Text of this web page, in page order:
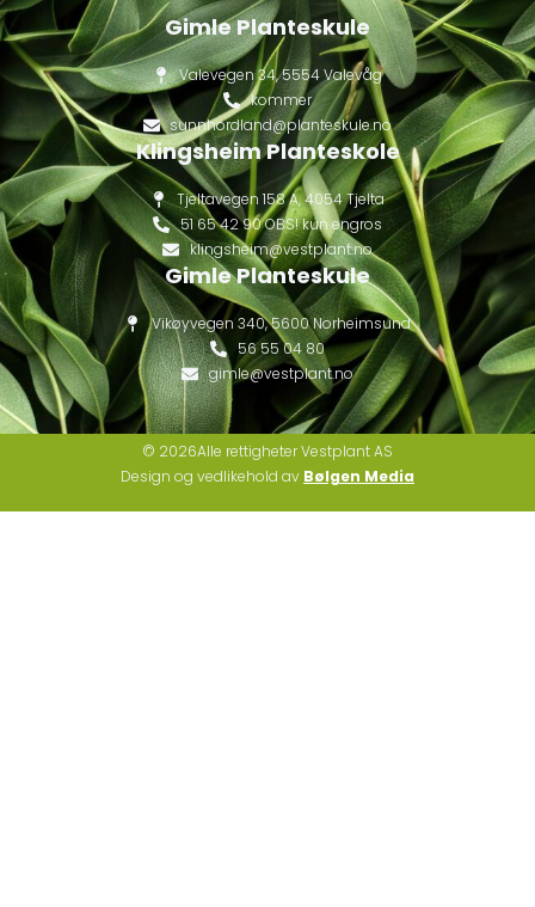
Gimle Planteskule
Valevegen 34, 5554 Valevåg
kommer
sunnhordland@planteskule.no
Klingsheim Planteskole
Tjeltavegen 158 A, 4054 Tjelta
51 65 42 90 OBS! kun engros
klingsheim@vestplant.no
Gimle Planteskule
Vikøyvegen 340, 5600 Norheimsund
56 55 04 80
gimle@vestplant.no
© 2026Alle rettigheter Vestplant AS
Design og vedlikehold av Bølgen Media